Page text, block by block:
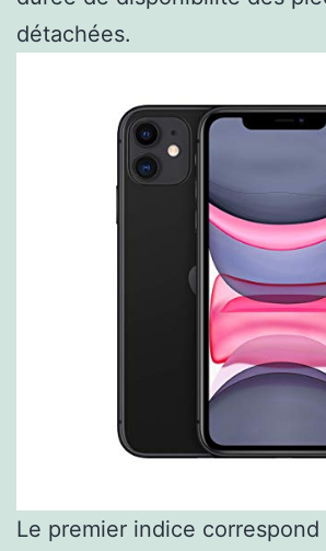
détachées.
Le premier indice